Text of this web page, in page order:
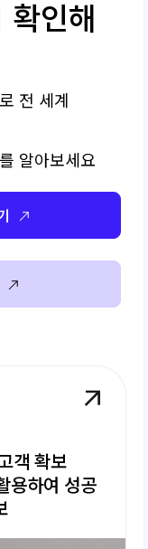
확인해
전 세계
알아보세요
객 확보
하여 성공